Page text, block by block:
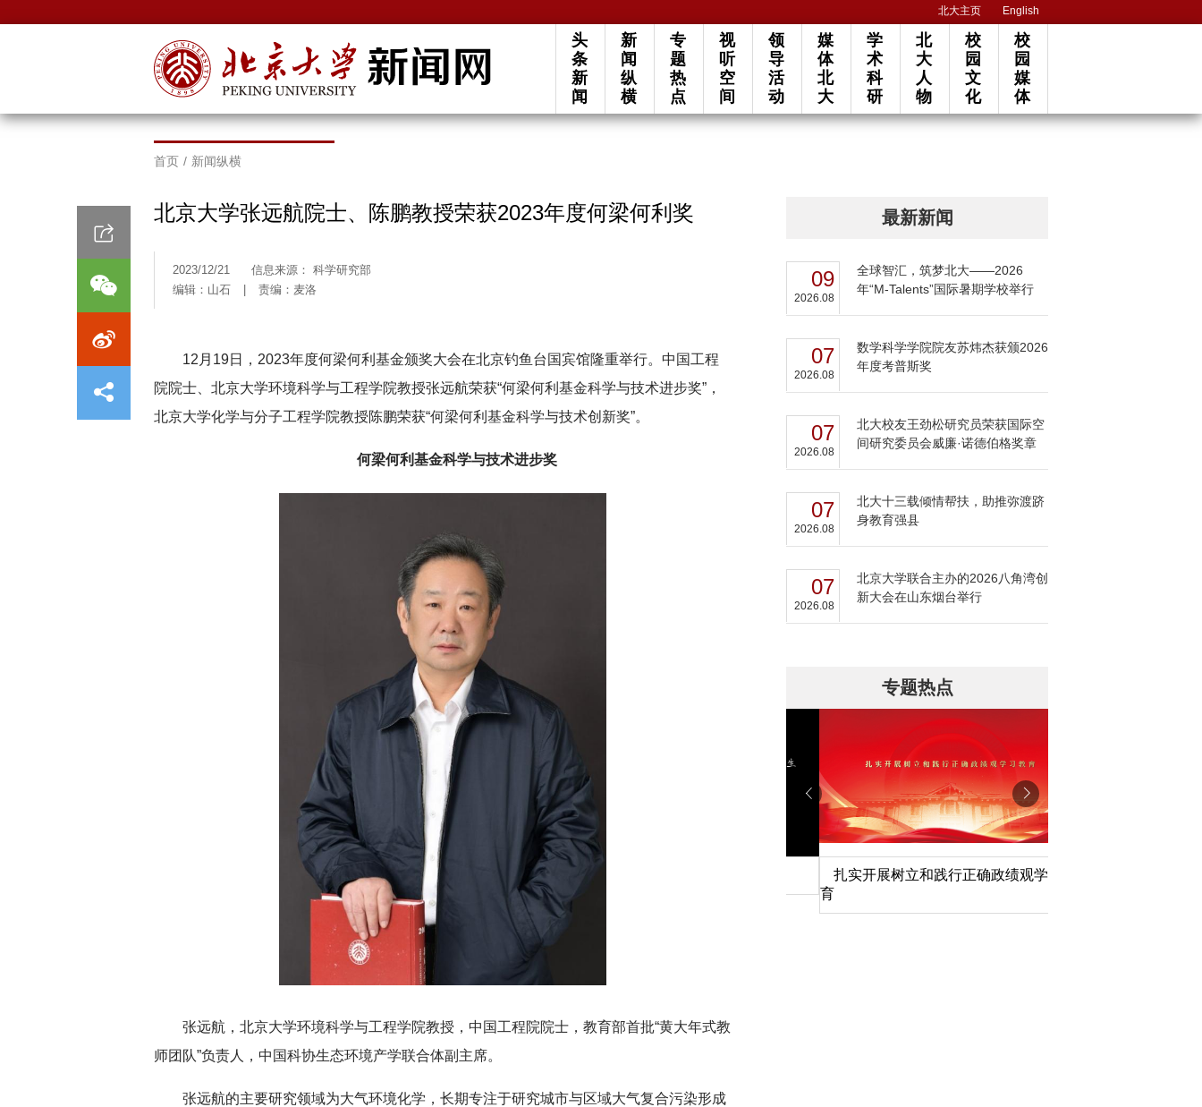
北大主页 English
头
条
新
闻
新
闻
纵
横
专
题
热
点
视
听
空
间
领
导
活
动
媒
体
北
大
学
术
科
研
北
大
人
物
校
园
文
化
校
园
媒
体
首页 / 新闻纵横
北京大学张远航院士、陈鹏教授荣获2023年度何梁何利奖
2023/12/21
信息来源： 科学研究部
编辑：山石
责编：麦洛
12月19日，2023年度何梁何利基金颁奖大会在北京钓鱼台国宾馆隆重举行。中国工程
院院士、北京大学环境科学与工程学院教授张远航荣获“何梁何利基金科学与技术进步奖”，
北京大学化学与分子工程学院教授陈鹏荣获“何梁何利基金科学与技术创新奖”。
何梁何利基金科学与技术进步奖
张远航，北京大学环境科学与工程学院教授，中国工程院院士，教育部首批“黄大年式教
师团队”负责人，中国科协生态环境产学联合体副主席。
张远航的主要研究领域为大气环境化学，长期专注于研究城市与区域大气复合污染形成
最新新闻
09
2026.08
全球智汇，筑梦北大——2026
年“M-Talents”国际暑期学校举行
07
2026.08
数学科学学院院友苏炜杰获颁2026
年度考普斯奖
07
2026.08
北大校友王劲松研究员荣获国际空
间研究委员会威廉·诺德伯格奖章
07
2026.08
北大十三载倾情帮扶，助推弥渡跻
身教育强县
07
2026.08
北京大学联合主办的2026八角湾创
新大会在山东烟台举行
专题热点
深切缅怀李政道先生
扎实开展树立和践行正确政绩观学习教
育